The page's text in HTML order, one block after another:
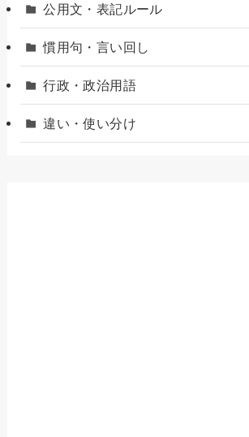
公用文・表記ルール
慣用句・言い回し
行政・政治用語
違い・使い分け